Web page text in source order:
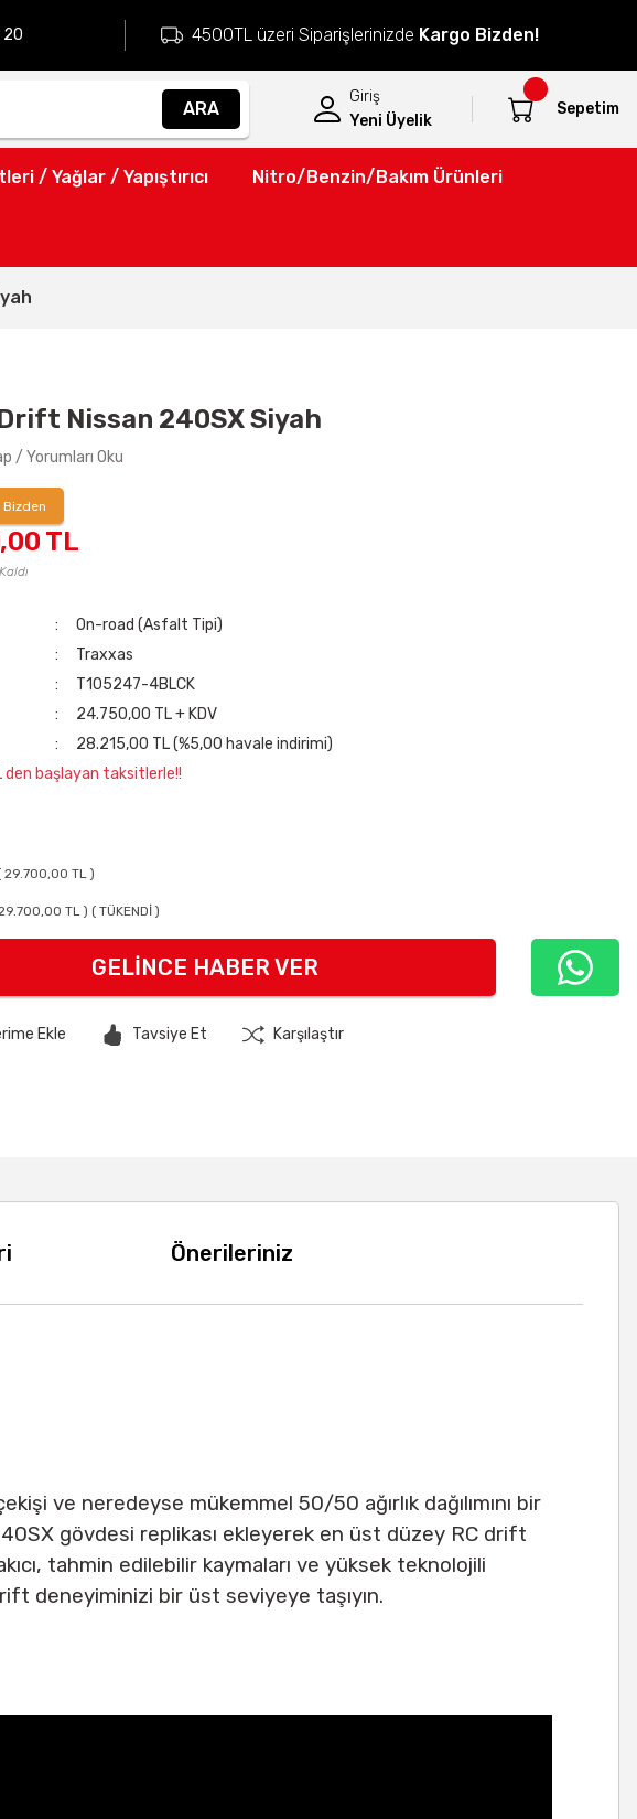
20 4500TL üzeri Siparişlerinizde Kargo Bizden!
ARA
Giriş
Yeni Üyelik
Sepetim
/ Yağlar / Yapıştırıcı Nitro/Benzin/Bakım Ürünleri
Nissan 240SX Siyah
/ Yorumları Oku
Bizden
TL
On-road (Asfalt Tipi)
Traxxas
T105247-4BLCK
24.750,00 TL + KDV
28.215,00 TL (%5,00 havale indirimi)
den başlayan taksitlerle!!
( 29.700,00 TL )
TL ) ( TÜKENDİ )
GELINCE HABER VER
Tavsiye Et Karşılaştır
Önerileriniz
ve neredeyse mükemmel 50/50 ağırlık dağılımını bir
gövdesi replikası ekleyerek en üst düzey RC drift
tahmin edilebilir kaymaları ve yüksek teknolojili
deneyiminizi bir üst seviyeye taşıyın.